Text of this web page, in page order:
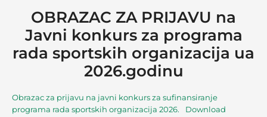
OBRAZAC ZA PRIJAVU na
Javni konkurs za programa
rada sportskih organizacija ua
2026.godinu
Obrazac za prijavu na javni konkurs za sufinansiranje
programa rada sportskih organizacija 2026.
Download